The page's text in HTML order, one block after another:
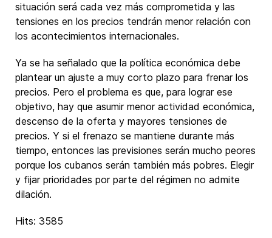
situación será cada vez más comprometida y las
tensiones en los precios tendrán menor relación con
los acontecimientos internacionales.
Ya se ha señalado que la política económica debe
plantear un ajuste a muy corto plazo para frenar los
precios. Pero el problema es que, para lograr ese
objetivo, hay que asumir menor actividad económica,
descenso de la oferta y mayores tensiones de
precios. Y si el frenazo se mantiene durante más
tiempo, entonces las previsiones serán mucho peores
porque los cubanos serán también más pobres. Elegir
y fijar prioridades por parte del régimen no admite
dilación.
Hits: 3585